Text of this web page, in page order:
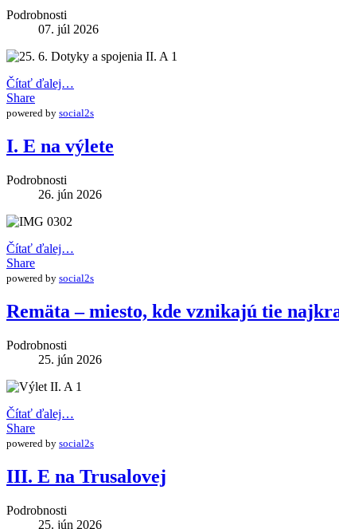
Podrobnosti
07. júl 2026
Čítať ďalej…
Share
powered by social2s
I. E na výlete
Podrobnosti
26. jún 2026
Čítať ďalej…
Share
powered by social2s
Remäta – miesto, kde vznikajú tie
Podrobnosti
25. jún 2026
Čítať ďalej…
Share
powered by social2s
III. E na Trusalovej
Podrobnosti
25. jún 2026